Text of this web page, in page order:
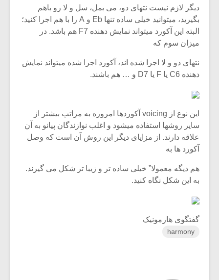
دیگر لازم نیست نتهای دو، می بمل، سل و لا رو باهم
بگیرید، میتوانید خیلی ساده تنها Eb و A را با هم اجرا کنید؛
البته این آکورد میتواند نمایش دهنده F7 هم باشد. در
میزان سوم که
نتهای دو و لا اجرا شده اند، آکورد اجرا شده میتواند نمایش
دهنده C6 یا F یا D7 و … هم باشند.
این نوع از voicing آکوردها امروزه به مراتب بیشتر از
سایر روشها استفاده میشود و اغلب نوازندگان پیانو به آن
علاقه دارند. از مزایای دیگر این روش آن است که وصل
آکورد ها به
هم دیگه معمولا” خیلی ساده تر و زیبا تر شکل می گیرند.
به این شکل نگاه کنید.
گفتگوی هارمونیک
harmony
میکلوش روژا
یادداشتی بر موسیقی
متن فیلم «متری
اگر نمی توانی
موریس ژار
دوره